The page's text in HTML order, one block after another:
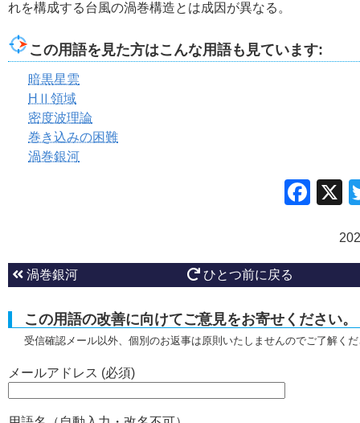
れを構成する台風の渦巻構造とは成因が異なる。
この用語を見た方はこんな用語も見ています:
暗黒星雲
HⅡ領域
密度波理論
巻き込みの困難
渦巻銀河
渦巻銀河 ひとつ前に戻る
この用語の改善に向けてご意見をお寄せください。
受信確認メール以外、個別のお返事は原則いたしませんのでご了解く
メールアドレス (必須)